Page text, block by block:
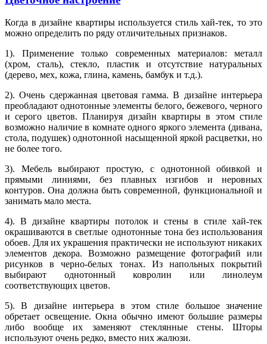
Когда в дизайне квартиры используется стиль хай-тек, то это
можно определить по ряду отличительных признаков.
1). Применение только современных материалов: металл
(хром, сталь), стекло, пластик и отсутствие натуральных
(дерево, мех, кожа, глина, камень, бамбук и т.д.).
2). Очень сдержанная цветовая гамма. В дизайне интерьера
преобладают однотонные элементы белого, бежевого, черного
и серого цветов. Планируя дизайн квартиры в этом стиле
возможно наличие в комнате одного яркого элемента (дивана,
стола, подушек) однотонной насыщенной яркой расцветки, но
не более того.
3). Мебель выбирают простую, с однотонной обивкой и
прямыми линиями, без плавных изгибов и неровных
контуров. Она должна быть современной, функциональной и
занимать мало места.
4). В дизайне квартиры потолок и стены в стиле хай-тек
окрашиваются в светлые однотонные тона без использования
обоев. Для их украшения практически не используют никаких
элементов декора. Возможно размещение фотографий или
рисунков в черно-белых тонах. Из напольных покрытий
выбирают однотонный ковролин или линолеум
соответствующих цветов.
5). В дизайне интерьера в этом стиле большое значение
обретает освещение. Окна обычно имеют большие размеры
либо вообще их заменяют стеклянные стены. Шторы
используют очень редко, вместо них жалюзи.